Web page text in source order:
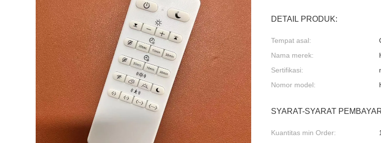
DETAIL PRODUK:
Tempat asal:
Nama merek:
Sertifikasi:
Nomor model:
SYARAT-SYARAT
Kuantitas min Order: